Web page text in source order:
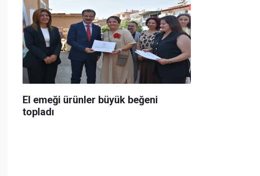
El emeği ürünler büyük beğeni
topladı